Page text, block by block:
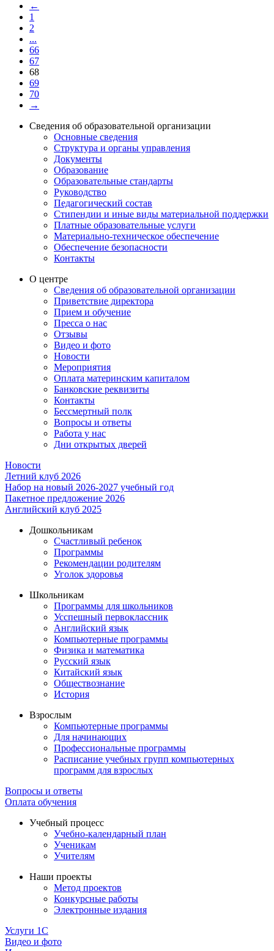
←
1
2
...
66
67
68
69
70
→
Сведения об образовательной организации
Основные сведения
Структура и органы управления
Документы
Образование
Образовательные стандарты
Руководство
Педагогический состав
Стипендии и иные виды материальной поддержки
Платные образовательные услуги
Материально-техническое обеспечение
Обеспечение безопасности
Контакты
О центре
Сведения об образовательной организации
Приветствие директора
Прием и обучение
Пресса о нас
Отзывы
Видео и фото
Новости
Мероприятия
Оплата материнским капиталом
Банковские реквизиты
Контакты
Бессмертный полк
Вопросы и ответы
Работа у нас
Дни открытых дверей
Новости
Летний клуб 2026
Набор на новый 2026-2027 учебный год
Пакетное предложение 2026
Английский клуб 2025
Дошкольникам
Счастливый ребенок
Программы
Рекомендации родителям
Уголок здоровья
Школьникам
Программы для школьников
Усспешный первоклассник
Английский язык
Компьютерные программы
Физика и математика
Русский язык
Китайский язык
Обществознание
История
Взрослым
Компьютерные программы
Для начинающих
Профессиональные программы
Расписание учебных групп компьютерных
программ для взрослых
Вопросы и ответы
Оплата обучения
Учебный процесс
Учебно-календарный план
Ученикам
Учителям
Наши проекты
Метод проектов
Конкурсные работы
Электронные издания
Услуги 1C
Видео и фото